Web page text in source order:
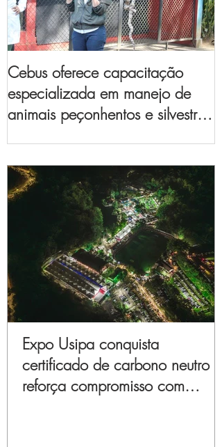
Cebus oferece capacitação
especializada em manejo de
animais peçonhentos e silvestres
Expo Usipa conquista
certificado de carbono neutro e
reforça compromisso com